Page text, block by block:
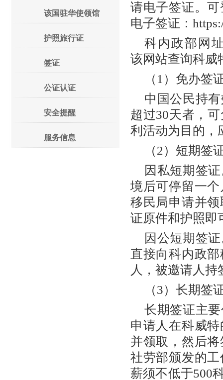
该国驻华使领馆
护照旅行证
签证
公证认证
安全提醒
服务信息
请电子签证。
电子签证：
科内政部网址
该网站查询科威
（1）免办签
中国公民持
超过30天者，
利活动为目的，
（2）短期签
因私短期签
境后可停留一
移民局申请并
证原件和护照即
因公短期签
直接向科内政
人，被邀请人
（3）长期签
长期签证主
申请人在科威
并领取，然后
社劳部颁发的
薪须不低于500